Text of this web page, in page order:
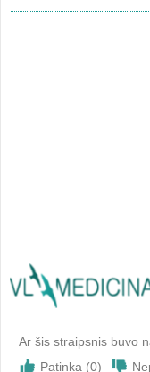
Ar šis straipsnis buvo
Patinka (0)